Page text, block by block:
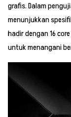
grafis. Dalam
menunjukkan
hadir dengan 16
untuk menangani